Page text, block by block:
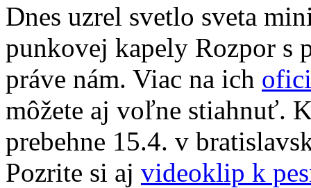
Dnes uzrel svetlo sveta
punkovej kapely Rozpor s
práve nám. Viac na ich
môžete aj voľne stiahnuť.
prebehne 15.4. v
Pozrite si aj videoklip k